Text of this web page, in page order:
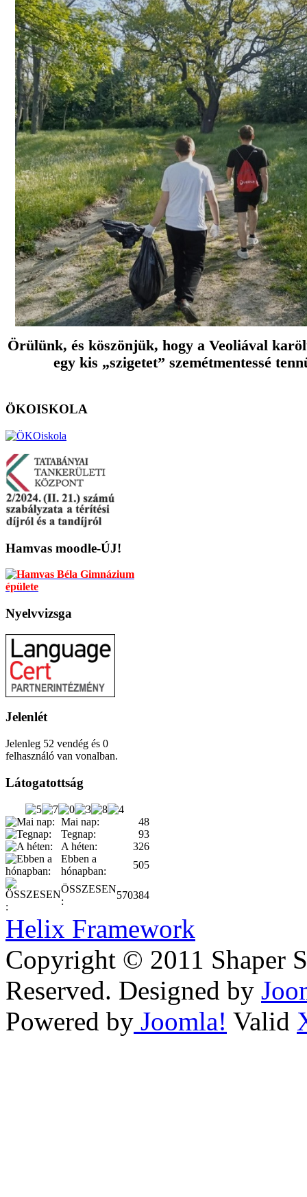
Örülünk, és köszönjük, hogy a Veoliával
egy kis „szigetet” szemétmentessé
ÖKOISKOLA
Hamvas moodle-ÚJ!
Nyelvvizsga
Jelenlét
Jelenleg 52 vendég és 0
felhasználó van vonalban.
Látogatottság
Mai nap:
48
Tegnap:
93
A héten:
326
Ebben a
hónapban:
505
ÖSSZESEN
:
570384
Helix Framework
Copyright © 2011 Shaper
Reserved. Designed by
Powered by Joomla! Valid